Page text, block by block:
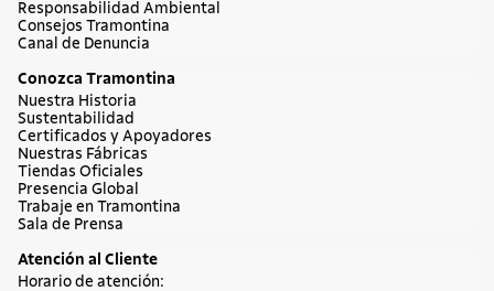
Responsabilidad Ambiental
Consejos Tramontina
Canal de Denuncia
Conozca Tramontina
Nuestra Historia
Sustentabilidad
Certificados y Apoyadores
Nuestras Fábricas
Tiendas Oficiales
Presencia Global
Trabaje en Tramontina
Sala de Prensa
Atención al Cliente
Horario de atención: